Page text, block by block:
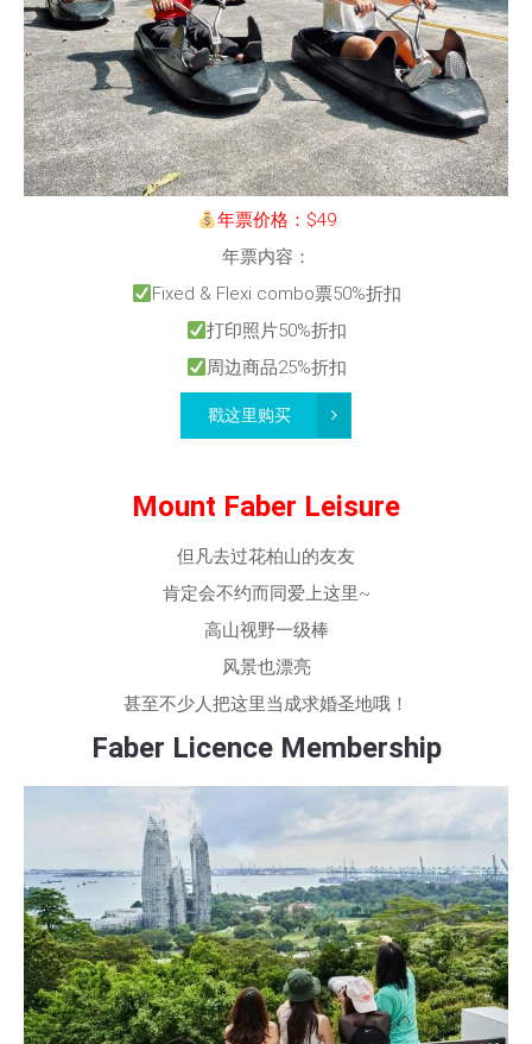
年票价格：$49
年票内容：
Fixed & Flexi combo票50%折扣
打印照片50%折扣
周边商品25%折扣
戳这里购买
Mount Faber Leisure
但凡去过花柏山的友友
肯定会不约而同爱上这里~
高山视野一级棒
风景也漂亮
甚至不少人把这里当成求婚圣地哦！
Faber Licence Membership